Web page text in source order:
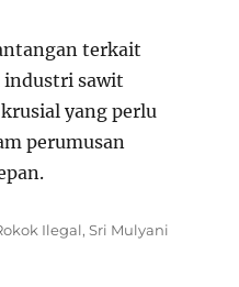
terkait
industri sawit
yang perlu
perumusan
Ilegal,Sri Mulyani